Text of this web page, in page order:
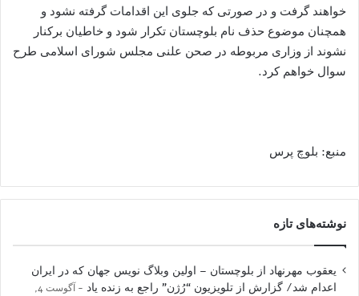
خواهند گرفت و در صورتی که جلوی این اقدامات گرفته نشود و
همچنان موضوع حذف نام بلوچستان تکرار شود و خاطیان برکنار
نشوند از وزاری مربوطه در صحن علنی مجلس شورای اسلامی طرح
سوال خواهم کرد.
منبع: بلوچ پرس
نوشته‌های تازه
یعقوب مهرنهاد از بلوچستان – اولین وبلاگ نویس جهان که در ایران
اعدام شد/ گزارش از تلویزیون “رُژن” راجع به زنده یاد
آگوست 4,